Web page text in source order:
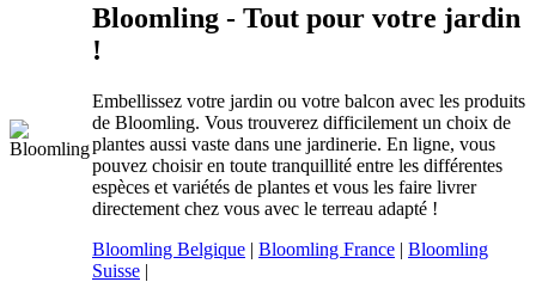
Bloomling - Tout pour votre jardin
!
Embellissez votre jardin ou votre balcon avec les produits
de Bloomling. Vous trouverez difficilement un choix de
plantes aussi vaste dans une jardinerie. En ligne, vous
pouvez choisir en toute tranquillité entre les différentes
espèces et variétés de plantes et vous les faire livrer
directement chez vous avec le terreau adapté !
Bloomling Belgique | Bloomling France | Bloomling
Suisse |